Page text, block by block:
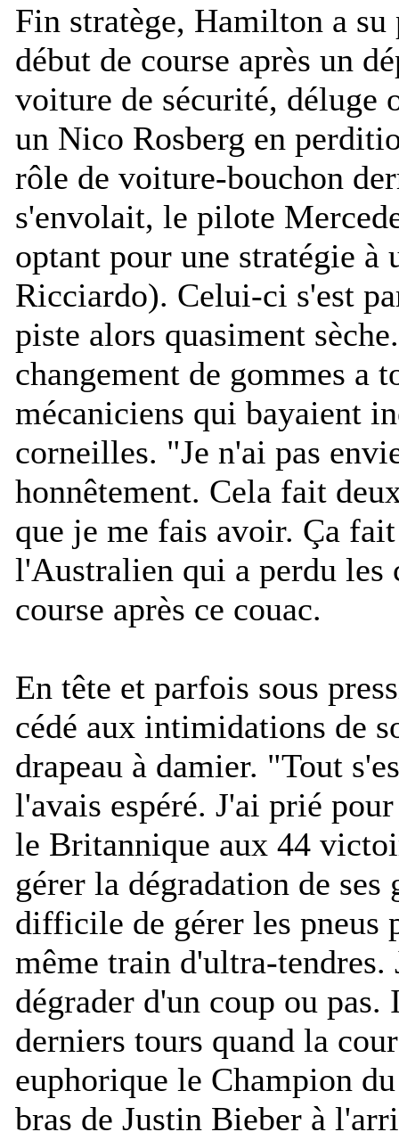
Fin stratège, Hamilton a su
début de course après un
voiture de sécurité, déluge
un Nico Rosberg en
rôle de voiture-bouchon
s'envolait, le pilote
optant pour une stratégie à
Ricciardo). Celui-ci s'est
piste alors quasiment
changement de gommes a
mécaniciens qui bayaient
corneilles. "Je n'ai pas
honnêtement. Cela fait
que je me fais avoir. Ça
l'Australien qui a perdu les
course après ce couac.
En tête et parfois sous
cédé aux intimidations de
drapeau à damier. "Tout
l'avais espéré. J'ai prié
le Britannique aux 44
gérer la dégradation de ses
difficile de gérer les pneus
même train d'ultra-
dégrader d'un coup ou
derniers tours quand la
euphorique le Champion
bras de Justin Bieber à